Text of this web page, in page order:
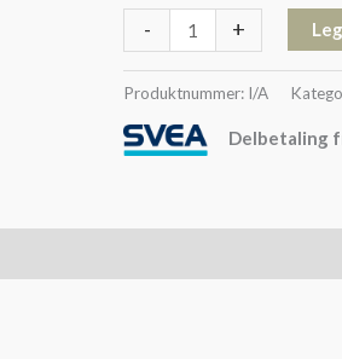
- +
Produktnummer: I/A
Delbetaling